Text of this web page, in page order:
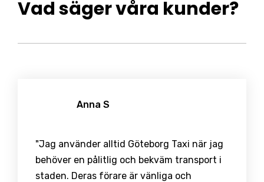
Vad säger våra kunder?
Anna S
"Jag använder alltid Göteborg Taxi när jag
behöver en pålitlig och bekväm transport i
staden. Deras förare är vänliga och